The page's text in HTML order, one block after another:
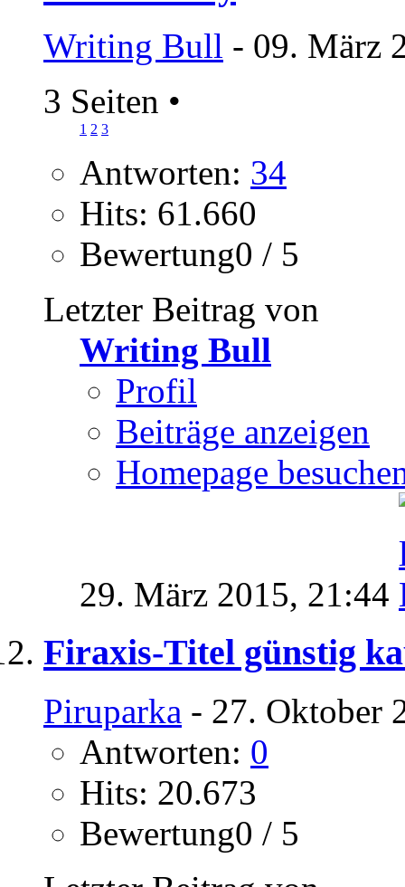
Writing Bull - 09. März
3 Seiten •
1 2 3
Antworten: 34
Hits: 61.660
Bewertung0 / 5
Letzter Beitrag von
Writing Bull
Profil
Beiträge anzeigen
Homepage
29. März 2015, 21:44
Firaxis-Titel günstig
Piruparka - 27. Oktober
Antworten: 0
Hits: 20.673
Bewertung0 / 5